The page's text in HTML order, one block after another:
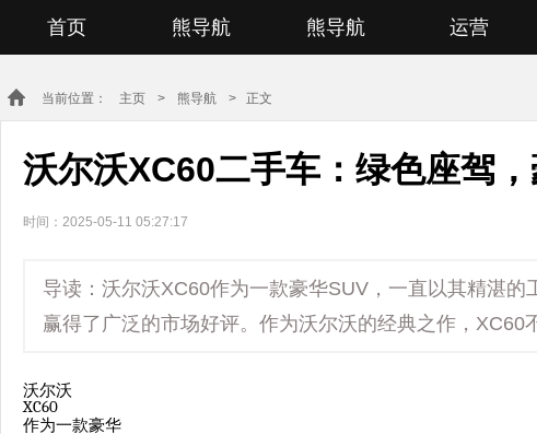
首页 熊导航 熊导航 运营
当前位置： 主页 > 熊导航 > 正文
沃尔沃XC60二手车：绿色座驾
时间：2025-05-11 05:27:17
导读：沃尔沃XC60作为一款豪华SUV，一直以其精湛的
赢得了广泛的市场好评。作为沃尔沃的经典之作，XC60
沃尔沃
XC60
作为一款豪华